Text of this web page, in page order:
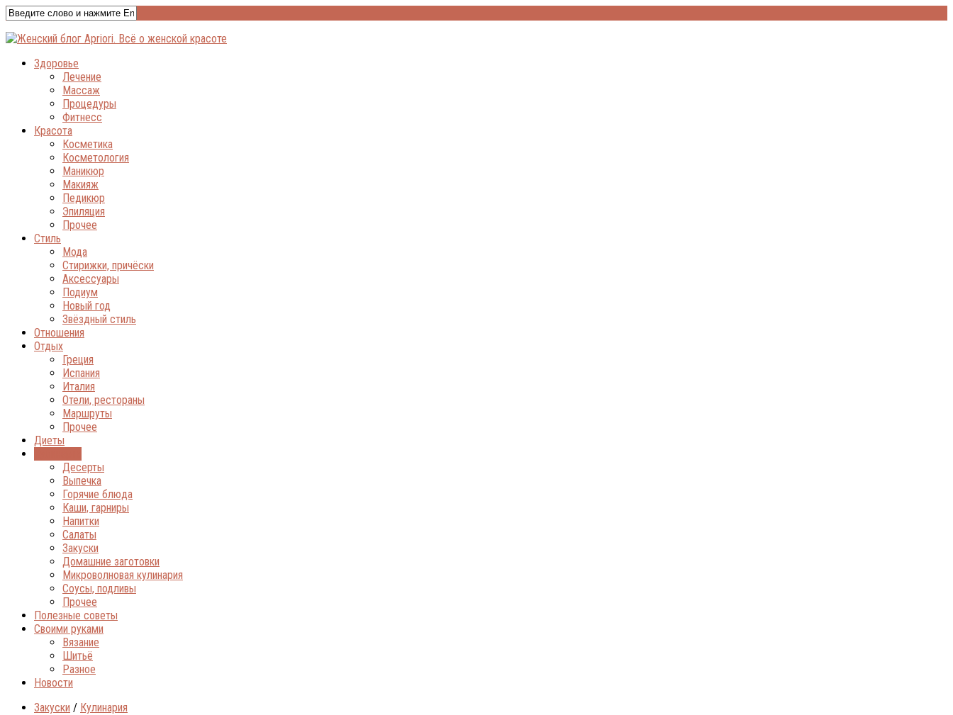
Здоровье
Лечение
Массаж
Процедуры
Фитнесс
Красота
Косметика
Косметология
Маникюр
Макияж
Педикюр
Эпиляция
Прочее
Стиль
Мода
Стирижки, причёски
Аксессуары
Подиум
Новый год
Звёздный стиль
Отношения
Отдых
Греция
Испания
Италия
Отели, рестораны
Маршруты
Прочее
Диеты
Десерты
Выпечка
Горячие блюда
Каши, гарниры
Напитки
Салаты
Закуски
Домашние заготовки
Микроволновая кулинария
Соусы, подливы
Прочее
Полезные советы
Своими руками
Вязание
Шитьё
Разное
Новости
Закуски / Кулинария